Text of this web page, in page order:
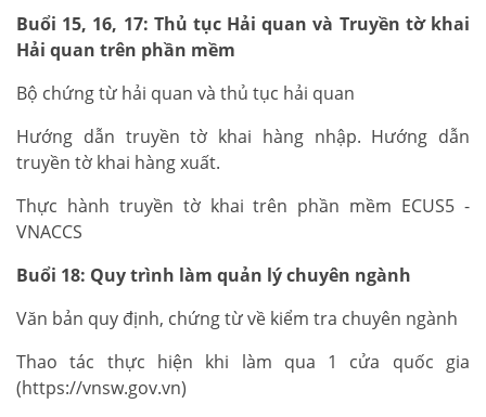
Buổi 15, 16, 17: Thủ tục Hải quan và Truyền tờ khai
Hải quan trên phần mềm
Bộ chứng từ hải quan và thủ tục hải quan
Hướng dẫn truyền tờ khai hàng nhập. Hướng dẫn
truyền tờ khai hàng xuất.
Thực hành truyền tờ khai trên phần mềm ECUS5 -
VNACCS
Buổi 18: Quy trình làm quản lý chuyên ngành
Văn bản quy định, chứng từ về kiểm tra chuyên ngành
Thao tác thực hiện khi làm qua 1 cửa quốc gia
(https://vnsw.gov.vn)